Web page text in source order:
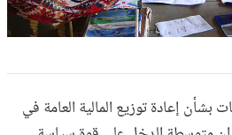
بشأن إعادة توزيع المالية العامة في